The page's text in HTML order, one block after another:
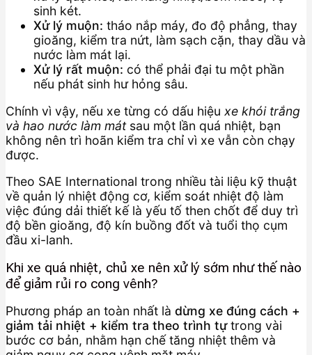
sinh két.
Xử lý muộn: tháo nắp máy, đo độ phẳng, thay
gioăng, kiểm tra nứt, làm sạch cặn, thay dầu và
nước làm mát lại.
Xử lý rất muộn: có thể phải đại tu một phần
nếu phát sinh hư hỏng sâu.
Chính vì vậy, nếu xe từng có dấu hiệu xe khói trắng
và hao nước làm mátsau một lần quá nhiệt, bạn
không nên trì hoãn kiểm tra chỉ vì xe vẫn còn chạy
được.
Theo SAE International trong nhiều tài liệu kỹ thuật
về quản lý nhiệt động cơ, kiểm soát nhiệt độ làm
việc đúng dải thiết kế là yếu tố then chốt để duy trì
độ bền gioăng, độ kín buồng đốt và tuổi thọ cụm
đầu xi-lanh.
Khi xe quá nhiệt, chủ xe nên xử lý sớm như thế nào
để giảm rủi ro cong vênh?
Phương pháp an toàn nhất là dừng xe đúng cách +
giảm tải nhiệt + kiểm tra theo trình tựtrong vài
bước cơ bản, nhằm hạn chế tăng nhiệt thêm và